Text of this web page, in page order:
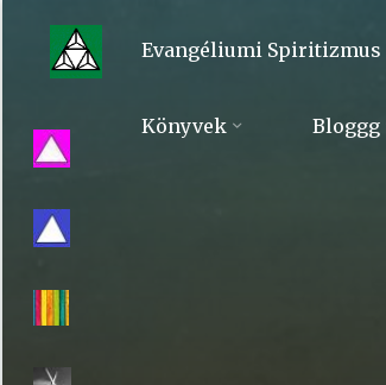
content
Evangéliumi
Evangéliumi Spiritizmus
Könyvek Bloggg